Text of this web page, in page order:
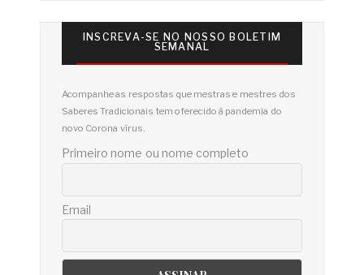
INSCREVA-SE NO NOSSO BOLETIM
SEMANAL
Acompanhe as respostas que mestras e mestres dos
Saberes Tradicionais tem oferecido à pandemia do
novo Corona vírus.
Primeiro nome ou nome completo
Email